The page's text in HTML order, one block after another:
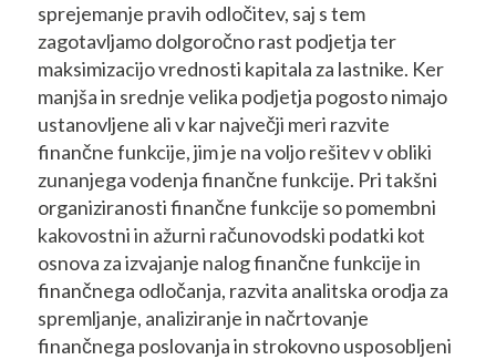
sprejemanje pravih odločitev, saj s tem
zagotavljamo dolgoročno rast podjetja ter
maksimizacijo vrednosti kapitala za lastnike. Ker
manjša in srednje velika podjetja pogosto nimajo
ustanovljene ali v kar največji meri razvite
finančne funkcije, jim je na voljo rešitev v obliki
zunanjega vodenja finančne funkcije. Pri takšni
organiziranosti finančne funkcije so pomembni
kakovostni in ažurni računovodski podatki kot
osnova za izvajanje nalog finančne funkcije in
finančnega odločanja, razvita analitska orodja za
spremljanje, analiziranje in načrtovanje
finančnega poslovanja in strokovno usposobljeni